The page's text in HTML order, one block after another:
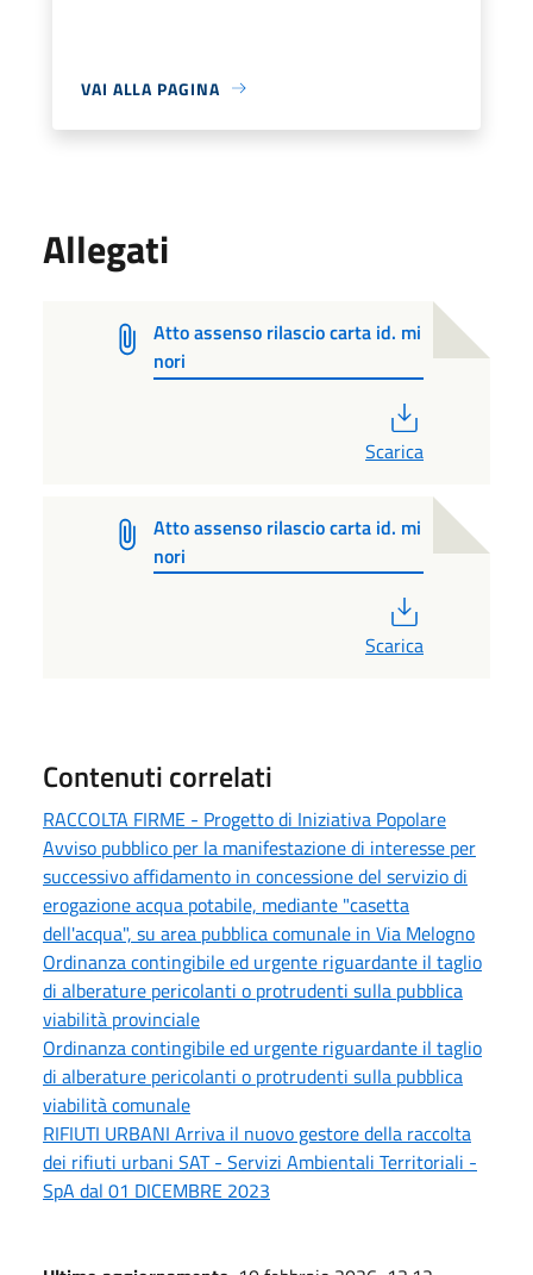
VAI ALLA PAGINA
Allegati
Atto assenso rilascio carta id. mi
nori
Scarica
Atto assenso rilascio carta id. mi
nori
Scarica
Contenuti correlati
RACCOLTA FIRME - Progetto di Iniziativa Popolare
Avviso pubblico per la manifestazione di interesse per
successivo affidamento in concessione del servizio di
erogazione acqua potabile, mediante "casetta
dell'acqua", su area pubblica comunale in Via Melogno
Ordinanza contingibile ed urgente riguardante il taglio
di alberature pericolanti o protrudenti sulla pubblica
viabilità provinciale
Ordinanza contingibile ed urgente riguardante il taglio
di alberature pericolanti o protrudenti sulla pubblica
viabilità comunale
RIFIUTI URBANI Arriva il nuovo gestore della raccolta
dei rifiuti urbani SAT - Servizi Ambientali Territoriali -
SpA dal 01 DICEMBRE 2023